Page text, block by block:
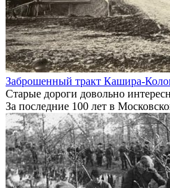
Заброшенный тракт Кашира-
Старые дороги довольно
За последние 100 лет в